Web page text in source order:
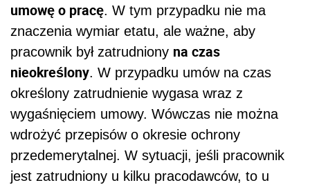
umowę o pracę. W tym przypadku nie ma
znaczenia wymiar etatu, ale ważne, aby
pracownik był zatrudniony na czas
nieokreślony. W przypadku umów na czas
określony zatrudnienie wygasa wraz z
wygaśnięciem umowy. Wówczas nie można
wdrożyć przepisów o okresie ochrony
przedemerytalnej. W sytuacji, jeśli pracownik
jest zatrudniony u kilku pracodawców, to u